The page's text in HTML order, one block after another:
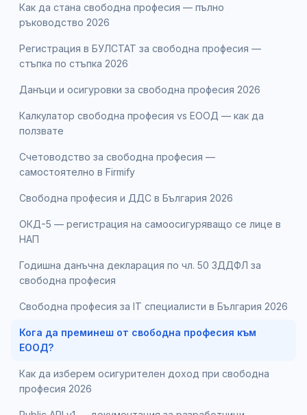
Как да стана свободна професия — пълно
ръководство 2026
Регистрация в БУЛСТАТ за свободна професия —
стъпка по стъпка 2026
Данъци и осигуровки за свободна професия 2026
Калкулатор свободна професия vs ЕООД — как да
ползвате
Счетоводство за свободна професия —
самостоятелно в Firmify
Свободна професия и ДДС в България 2026
ОКД-5 — регистрация на самоосигуряващо се лице в
НАП
Годишна данъчна декларация по чл. 50 ЗДДФЛ за
свободна професия
Свободна професия за IT специалисти в България 2026
Кога да преминеш от свободна професия към
ЕООД?
Как да изберем осигурителен доход при свободна
професия 2026